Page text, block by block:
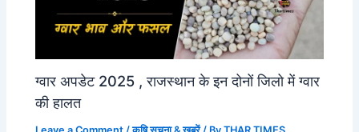
ग्वार अपडेट 2025 , राजस्थान के इन दोनों जिलो में ग्वार
की हालत